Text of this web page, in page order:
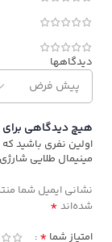
دیدگاهها
هیچ دیدگاهی
اولین نفری باشید که
مینیمال طلایی شارژی کد
نشانی ایمیل شما
شده‌اند *
امتیاز شما *